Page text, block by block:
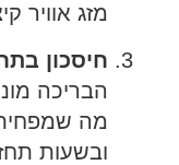
מזג אוויר
חיסכון
הבריכה
מה שמפחית
ובשעות